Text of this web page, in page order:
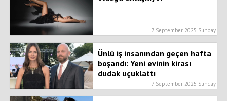
7 September 2025 Sunday
Ünlü iş insanından geçen hafta
boşandı: Yeni evinin kirası
dudak uçuklattı
7 September 2025 Sunday